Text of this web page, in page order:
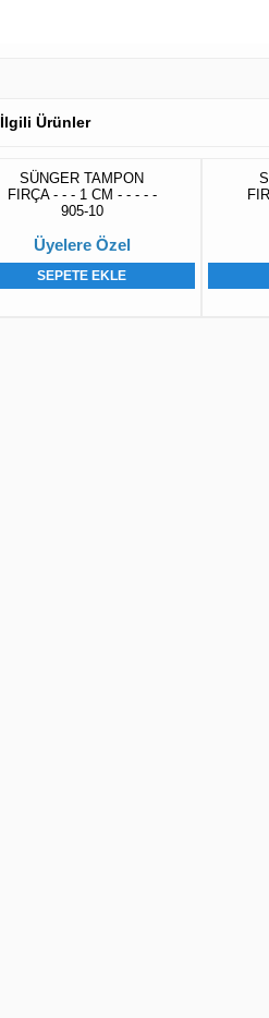
İlgili Ürünler
SÜNGER TAMPON
FIRÇA - - - 1 CM - - - - -
905-10
Üyelere Özel
SEPETE EKLE